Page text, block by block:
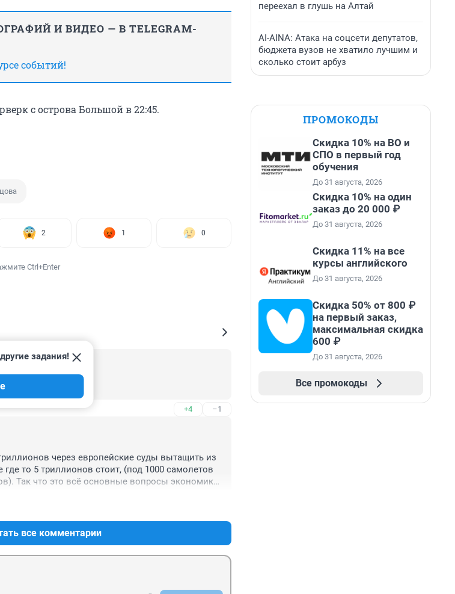
И ВИДЕО — В TELEGRAM-
событий!
с острова Большой в 22:45.
2 1 0
Ctrl+Enter
+4 –1
задания!
через европейские суды вытащить из
то 5 триллионов стоит, (под 1000 самолетов
Так что это всё основные вопросы экономики
все комментарии
переехал в глушь на Алтай
AI-AINA: Атака на соцсети депутатов,
бюджета вузов не хватило лучшим и
сколько стоит арбуз
ПРОМОКОДЫ
Скидка 10% на ВО и
СПО в первый год
обучения
До 31 августа, 2026
Скидка 10% на один
заказ до 20 000 ₽
До 31 августа, 2026
Скидка 11% на все
курсы английского
До 31 августа, 2026
Скидка 50% от 800 ₽
на первый заказ,
максимальная скидка
600 ₽
До 31 августа, 2026
Все промокоды